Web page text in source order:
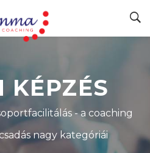
KÉPZÉS
- a coaching
nagy kategóriái